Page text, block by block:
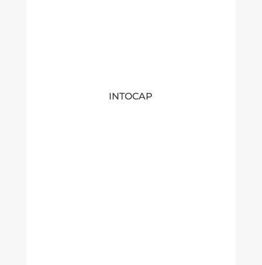
INTOCAP